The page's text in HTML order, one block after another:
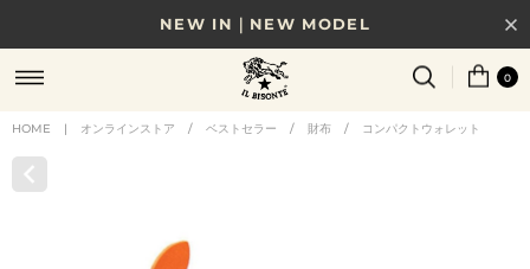
NEW IN｜NEW MODEL
8/17(月)10時まで｜税込11,000円以上で送料無料
贈る相手やシーンから選べる、新しいギフトガイド
0
HOME | オンラインストア / ベストセラー / 財布 / コンパクトウォレット